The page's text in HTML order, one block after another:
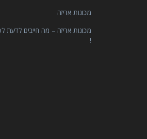
מכונות אריזה
מכונות אריזה – מה חייבים לדעת
!